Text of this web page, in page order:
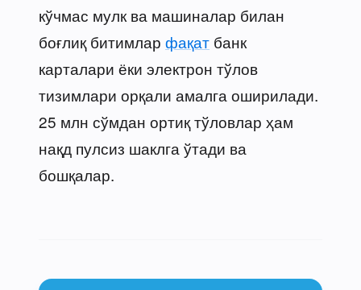
кўчмас мулк ва машиналар билан
боғлиқ битимлар фақат банк
карталари ёки электрон тўлов
тизимлари орқали амалга оширилади.
25 млн сўмдан ортиқ тўловлар ҳам
нақд пулсиз шаклга ўтади ва
бошқалар.